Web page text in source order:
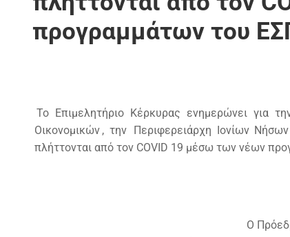
προγραμμάτων του
Το Επιμελητήριο Κέρκυρας ενημερώνει για
Οικονομικών , την Περιφερειάρχη Ιονίων
πλήττονται από τον COVID 19 μέσω των νέων
Ο